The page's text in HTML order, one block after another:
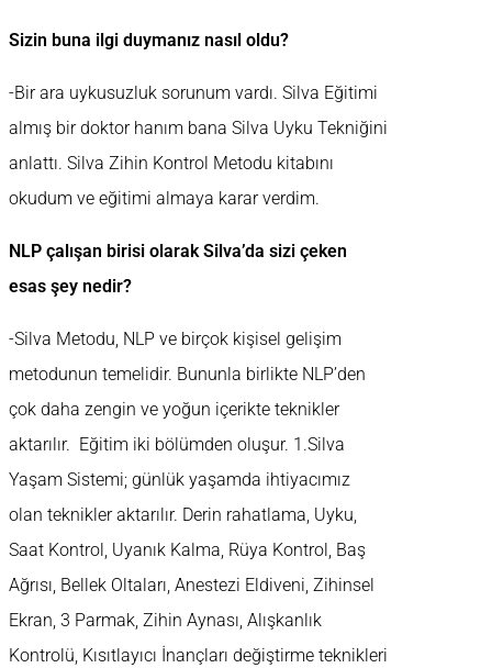
Sizin buna ilgi duymanız nasıl oldu?
-Bir ara uykusuzluk sorunum vardı. Silva Eğitimi
almış bir doktor hanım bana Silva Uyku Tekniğini
anlattı. Silva Zihin Kontrol Metodu kitabını
okudum ve eğitimi almaya karar verdim.
NLP çalışan birisi olarak Silva’da sizi çeken
esas şey nedir?
-Silva Metodu, NLP ve birçok kişisel gelişim
metodunun temelidir. Bununla birlikte NLP’den
çok daha zengin ve yoğun içerikte teknikler
aktarılır. Eğitim iki bölümden oluşur. 1.Silva
Yaşam Sistemi; günlük yaşamda ihtiyacımız
olan teknikler aktarılır. Derin rahatlama, Uyku,
Saat Kontrol, Uyanık Kalma, Rüya Kontrol, Baş
Ağrısı, Bellek Oltaları, Anestezi Eldiveni, Zihinsel
Ekran, 3 Parmak, Zihin Aynası, Alışkanlık
Kontrolü, Kısıtlayıcı İnançları değiştirme teknikleri